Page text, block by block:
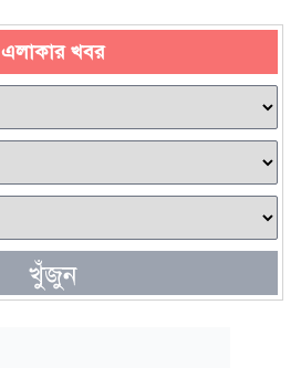
এলাকার খবর
খুঁজুন